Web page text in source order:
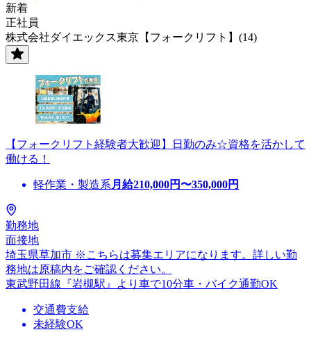
新着
正社員
株式会社ダイエックス東京【フォークリフト】(14)
【フォークリフト経験者大歓迎】日勤のみ☆資格を活かして
働ける！
軽作業・製造系 月給210,000円〜350,000円
勤務地
面接地
埼玉県草加市 ※こちらは募集エリアになります。詳しい勤
務地は原稿内をご確認ください。
東武野田線『岩槻駅』より車で10分車・バイク通勤OK
交通費支給
未経験OK